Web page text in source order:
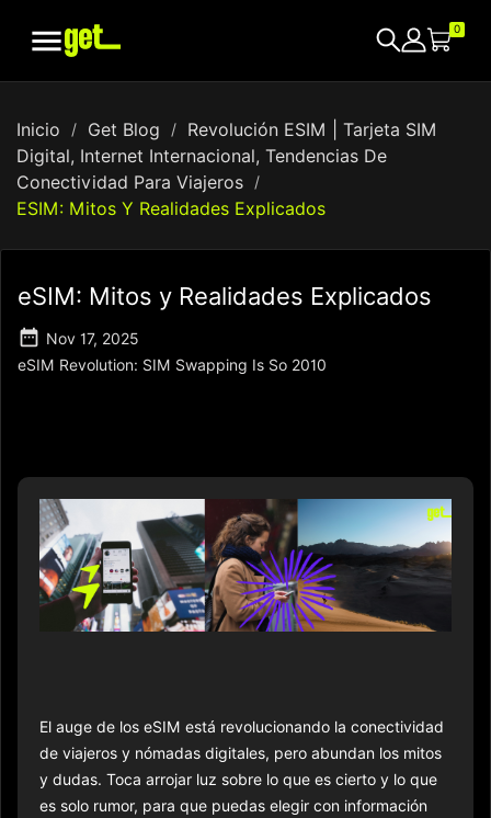
 0
Inicio Get Blog
Revolución ESIM | Tarjeta SIM
Digital, Internet Internacional, Tendencias De
Conectividad Para Viajeros
ESIM: Mitos Y Realidades Explicados
eSIM: Mitos y Realidades Explicados
 Nov 17, 2025
eSIM Revolution: SIM Swapping Is So 2010
El auge de los eSIM está revolucionando la conectividad
de viajeros y nómadas digitales, pero abundan los mitos
y dudas. Toca arrojar luz sobre lo que es cierto y lo que
es solo rumor, para que puedas elegir con información